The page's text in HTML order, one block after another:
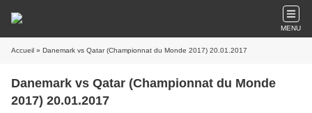
MENU
Accueil » Danemark vs Qatar (Championnat du Monde 2017) 20.01.2017
Danemark vs Qatar (Championnat du Monde
2017) 20.01.2017